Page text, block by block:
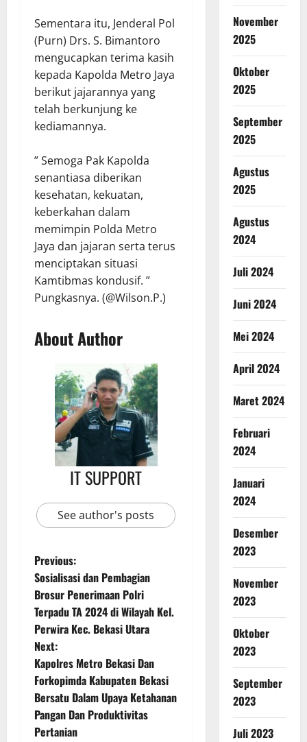
Sementara itu, Jenderal Pol
(Purn) Drs. S. Bimantoro
mengucapkan terima kasih
kepada Kapolda Metro Jaya
berikut jajarannya yang
telah berkunjung ke
kediamannya.
” Semoga Pak Kapolda
senantiasa diberikan
kesehatan, kekuatan,
keberkahan dalam
memimpin Polda Metro
Jaya dan jajaran serta terus
menciptakan situasi
Kamtibmas kondusif. ”
Pungkasnya. (@Wilson.P.)
About Author
IT SUPPORT
See author's posts
Previous:
Sosialisasi dan Pembagian
Brosur Penerimaan Polri
Terpadu TA 2024 di Wilayah Kel.
Perwira Kec. Bekasi Utara
Next:
Kapolres Metro Bekasi Dan
Forkopimda Kabupaten Bekasi
Bersatu Dalam Upaya Ketahanan
Pangan Dan Produktivitas
Pertanian
November
2025
Oktober
2025
September
2025
Agustus
2025
Agustus
2024
Juli 2024
Juni 2024
Mei 2024
April 2024
Maret 2024
Februari
2024
Januari
2024
Desember
2023
November
2023
Oktober
2023
September
2023
Juli 2023